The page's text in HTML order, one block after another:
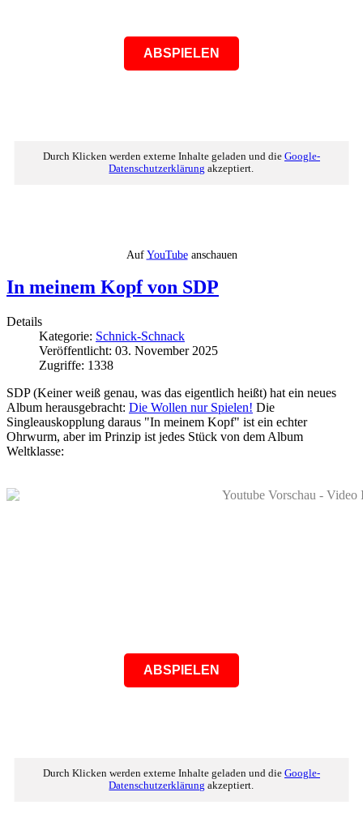
ABSPIELEN
Durch Klicken werden externe Inhalte geladen und die Google-
Datenschutzerklärung akzeptiert.
AufYouTubeanschauen
In meinem Kopf von SDP
Details
Kategorie: Schnick-Schnack
Veröffentlicht: 03. November 2025
Zugriffe: 1338
SDP (Keiner weiß genau, was das eigentlich heißt) hat ein neues
Album herausgebracht: Die Wollen nur Spielen! Die
Singleauskopplung daraus "In meinem Kopf" ist ein echter
Ohrwurm, aber im Prinzip ist jedes Stück von dem Album
Weltklasse:
ABSPIELEN
Durch Klicken werden externe Inhalte geladen und die Google-
Datenschutzerklärung akzeptiert.